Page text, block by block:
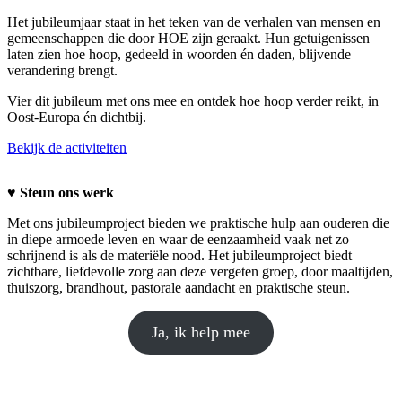
Het jubileumjaar staat in het teken van de verhalen van mensen en
gemeenschappen die door HOE zijn geraakt. Hun getuigenissen
laten zien hoe hoop, gedeeld in woorden én daden, blijvende
verandering brengt.
Vier dit jubileum met ons mee en ontdek hoe hoop verder reikt, in
Oost-Europa én dichtbij.
Bekijk de activiteiten
♥️ Steun ons werk
Met ons jubileumproject bieden we praktische hulp aan ouderen die
in diepe armoede leven en waar de eenzaamheid vaak net zo
schrijnend is als de materiële nood. Het jubileumproject biedt
zichtbare, liefdevolle zorg aan deze vergeten groep, door maaltijden,
thuiszorg, brandhout, pastorale aandacht en praktische steun.
Ja, ik help mee